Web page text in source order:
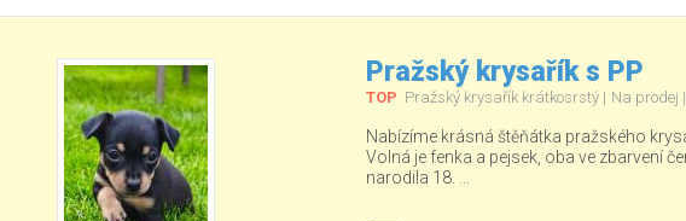
Pražský krysařík s PP
TOP Pražský krysařík krátkosrstý Na prodej
Nabízíme krásná štěňátka pražského
Volná je fenka a pejsek, oba ve zbarvení
narodila 18. ...